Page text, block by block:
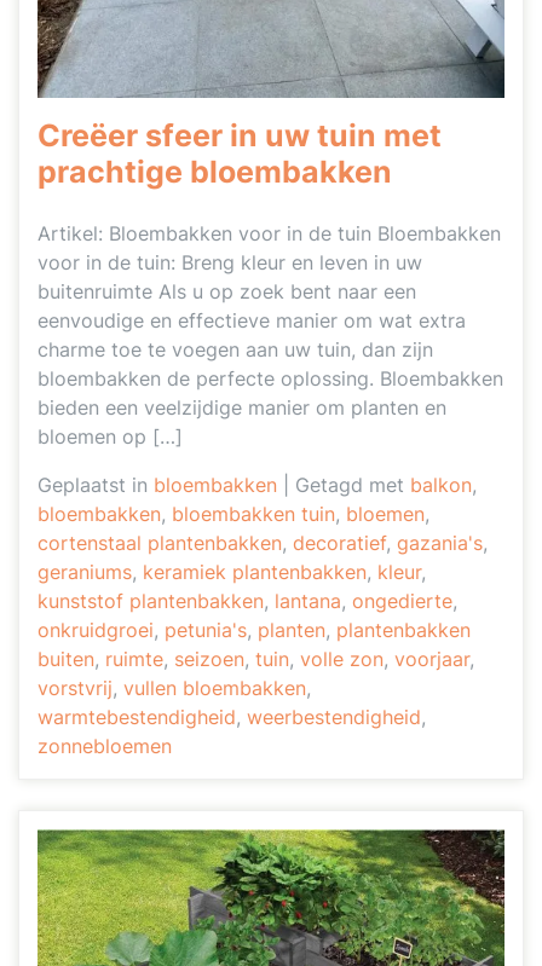
Creëer sfeer in uw tuin met
prachtige bloembakken
Artikel: Bloembakken voor in de tuin Bloembakken
voor in de tuin: Breng kleur en leven in uw
buitenruimte Als u op zoek bent naar een
eenvoudige en effectieve manier om wat extra
charme toe te voegen aan uw tuin, dan zijn
bloembakken de perfecte oplossing. Bloembakken
bieden een veelzijdige manier om planten en
bloemen op […]
Geplaatst in bloembakken Getagd met balkon,
bloembakken, bloembakken tuin, bloemen,
cortenstaal plantenbakken, decoratief, gazania's,
geraniums, keramiek plantenbakken, kleur,
kunststof plantenbakken, lantana, ongedierte,
onkruidgroei, petunia's, planten, plantenbakken
buiten, ruimte, seizoen, tuin, volle zon, voorjaar,
vorstvrij, vullen bloembakken,
warmtebestendigheid, weerbestendigheid,
zonnebloemen